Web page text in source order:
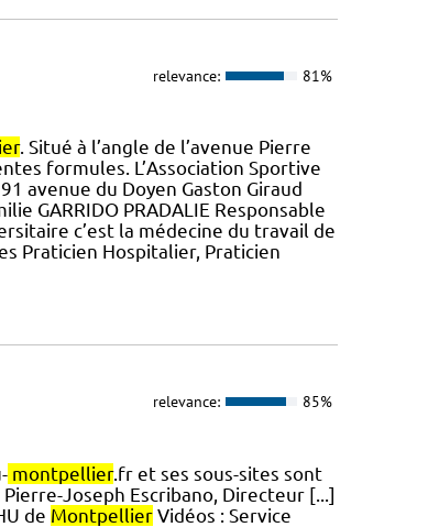
relevance: 81%
. Situé à l’angle de l’avenue Pierre
formules. L’Association Sportive
avenue du Doyen Gaston Giraud
GARRIDO PRADALIE Responsable
c’est la médecine du travail de
Praticien Hospitalier, Praticien
relevance: 85%
montpellier.fr et ses sous-sites sont
Joseph Escribano, Directeur [...]
de MontpellierVidéos : Service